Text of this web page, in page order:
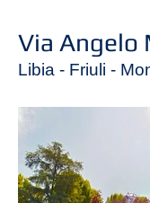
Via Angelo
Libia - Friuli -